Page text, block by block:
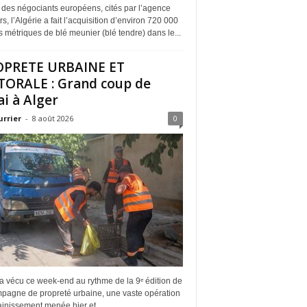
négociants européens, cités par l’agence
l’Algérie a fait l’acquisition d’environ 720 000
métriques de blé meunier (blé tendre) dans le...
URBAINE ET
: Grand coup de
à Alger
- 8 août 2026 0
vécu ce week-end au rythme de la 9ᵉ édition de
de propreté urbaine, une vaste opération